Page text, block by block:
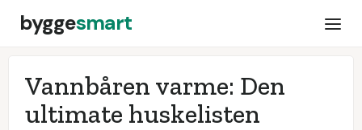
byggesmart
Vannbåren varme: Den
ultimate huskelisten